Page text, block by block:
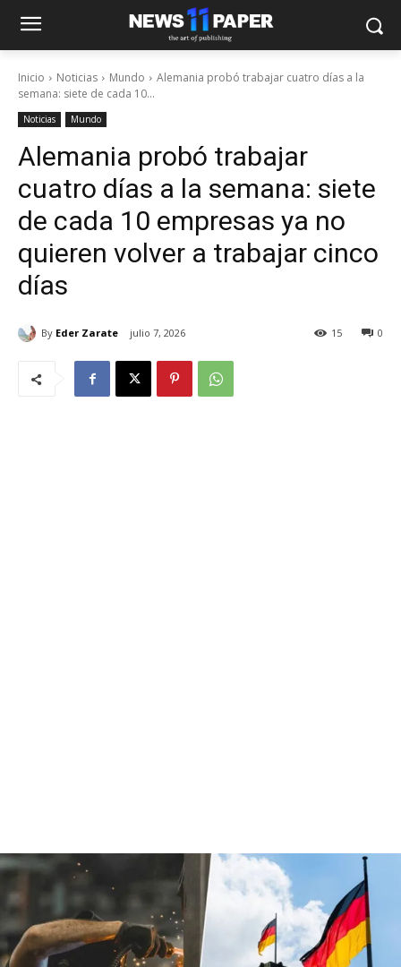
Inicio Noticias Mundo
Alemania probó trabajar cuatro días a la
semana: siete de cada 10...
Noticias Mundo
Alemania probó trabajar
cuatro días a la semana: siete
de cada 10 empresas ya no
quieren volver a trabajar cinco
días
By Eder Zarate julio 7, 2026 0
15